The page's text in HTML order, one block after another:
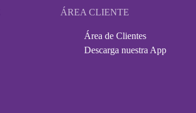
ÁREA CLIENTE
Área de Clientes
Descarga nuestra App